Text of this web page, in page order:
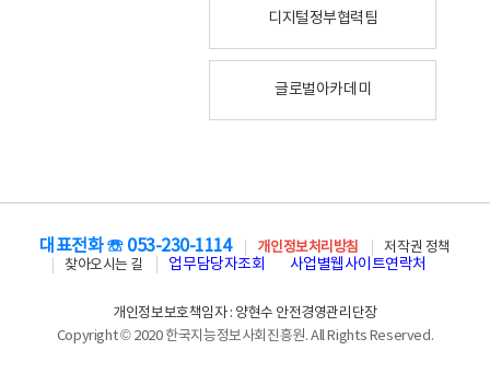
디지털정부협력팀
글로벌아카데미
대표전화 ☏ 053-230-1114 개인정보처리방침
저작권 정책
찾아오시는 길
업무담당자조회 사업별웹사이트연락처
개인정보보호책임자 : 양현수 안전경영관리단장
Copyright © 2020 한국지능정보사회진흥원. All Rights Reserved.